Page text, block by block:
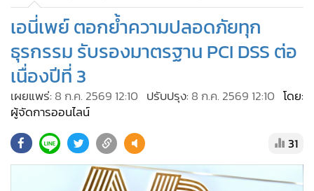
• ภาคใต้
• ภูมิภาค
• Online Section
• บันเทิง
• ผู้จัดการรายวัน
• คอลัมนิสต์
• ละคร
• CbizReview
เอนี่เพย์ ตอกย้ำความปลอดภัยทุก
ธุรกรรม รับรองมาตรฐาน PCI DSS ต่อ
เนื่องปีที่ 3
เผยแพร่: 8 ก.ค. 2569 12:10 ปรับปรุง: 8 ก.ค. 2569 12:10 โดย:
ผู้จัดการออนไลน์
31